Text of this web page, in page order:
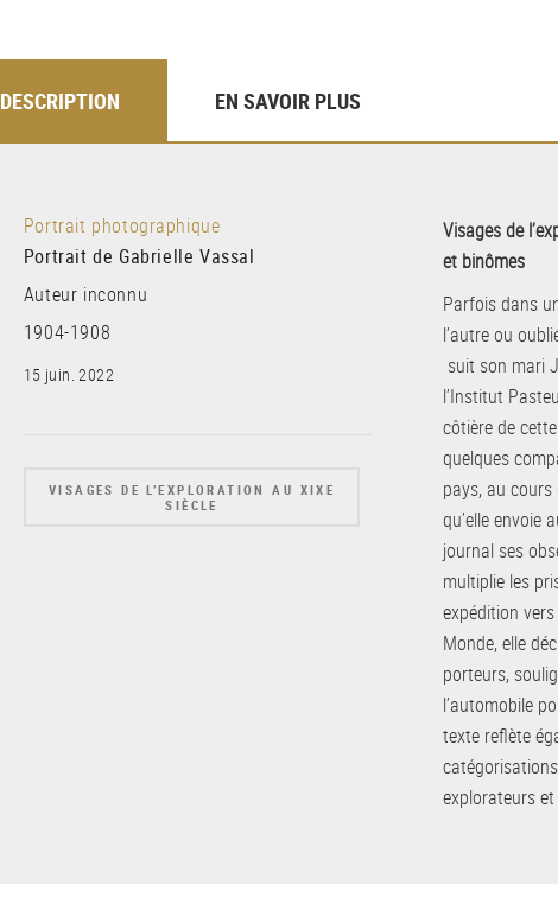
DESCRIPTION EN SAVOIR PLUS
Portrait photographique
Portrait de Gabrielle Vassal
Auteur inconnu
1904-1908
15 juin. 2022
VISAGES DE L’EXPLORATION AU XIXE
SIÈCLE
Visages de
et binômes
Parfois dans
l’autre ou
suit son mari
l’Institut
côtière de
quelques
pays, au
qu’elle envoie
journal ses
multiplie les
expédition
Monde, elle
porteurs,
l’automobile
texte reflète
explorateurs